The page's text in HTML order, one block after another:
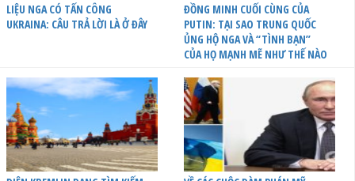
LIỆU NGA CÓ TẤN CÔNG
UKRAINA: CÂU TRẢ LỜI LÀ Ở ĐÂY
ĐỒNG MINH CUỐI CÙNG CỦA
PUTIN: TẠI SAO TRUNG QUỐC
ỦNG HỘ NGA VÀ “TÌNH BẠN”
CỦA HỌ MẠNH MẼ NHƯ THẾ NÀO